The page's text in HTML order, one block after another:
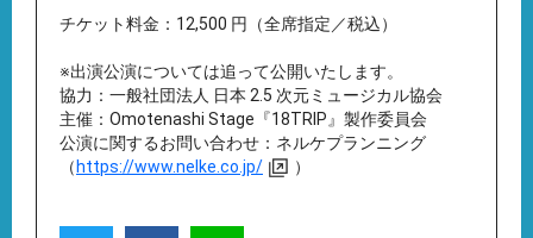
チケット料金：12,500 円（全席指定／税込）
※出演公演については追って公開いたします。
協力：一般社団法人 日本 2.5 次元ミュージカル協会
主催：Omotenashi Stage『18TRIP』製作委員会
公演に関するお問い合わせ：ネルケプランニング
（ https://www.nelke.co.jp/ ）